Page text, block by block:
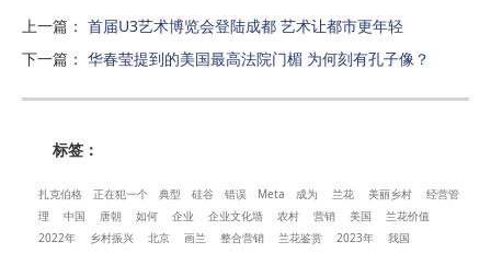
上一篇 ： 首届U3艺术博览会登陆成都 艺术让都市更年轻
下一篇 ： 华春莹提到的美国最高法院门楣 为何刻有孔子像？
标签：
扎克伯格 正在犯一个 典型 硅谷 错误 Meta 成为 兰花 美丽乡村
经营管
理
中国 唐朝 如何 企业 企业文化墙 农村 营销 美国
兰花价值
2022年
乡村振兴 北京 画兰 整合营销 兰花鉴赏 2023年 我国